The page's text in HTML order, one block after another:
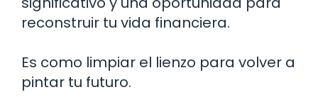
reconstruir tu vida financiera.
Es como limpiar el lienzo para volver a
pintar tu futuro.